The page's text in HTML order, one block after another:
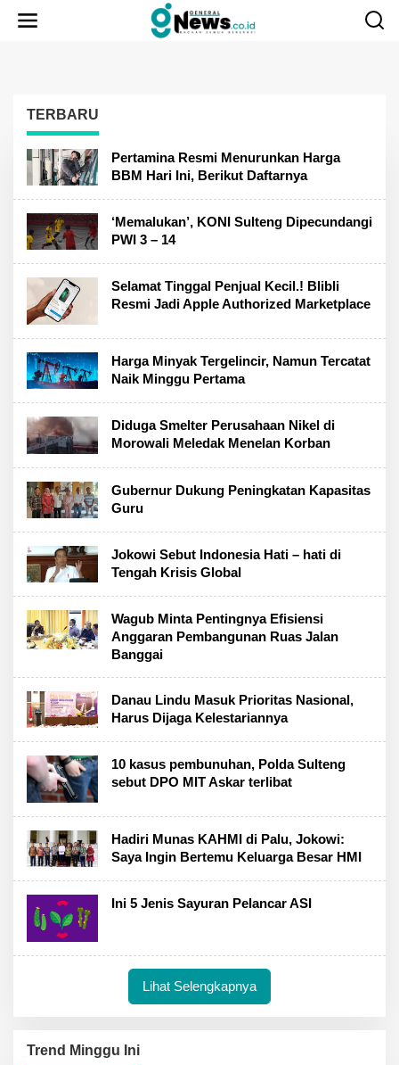
TERBARU
gNews
Pertamina Resmi Menurunkan Harga
BBM Hari Ini, Berikut Daftarnya
‘Memalukan’, KONI Sulteng Dipecundangi
PWI 3 – 14
Selamat Tinggal Penjual Kecil.! Blibli
Resmi Jadi Apple Authorized Marketplace
Harga Minyak Tergelincir, Namun Tercatat
Naik Minggu Pertama
Diduga Smelter Perusahaan Nikel di
Morowali Meledak Menelan Korban
Gubernur Dukung Peningkatan Kapasitas
Guru
Jokowi Sebut Indonesia Hati – hati di
Tengah Krisis Global
Wagub Minta Pentingnya Efisiensi
Anggaran Pembangunan Ruas Jalan
Banggai
Danau Lindu Masuk Prioritas Nasional,
Harus Dijaga Kelestariannya
10 kasus pembunuhan, Polda Sulteng
sebut DPO MIT Askar terlibat
Hadiri Munas KAHMI di Palu, Jokowi:
Saya Ingin Bertemu Keluarga Besar HMI
Ini 5 Jenis Sayuran Pelancar ASI
Lihat Selengkapnya
Trend Minggu Ini